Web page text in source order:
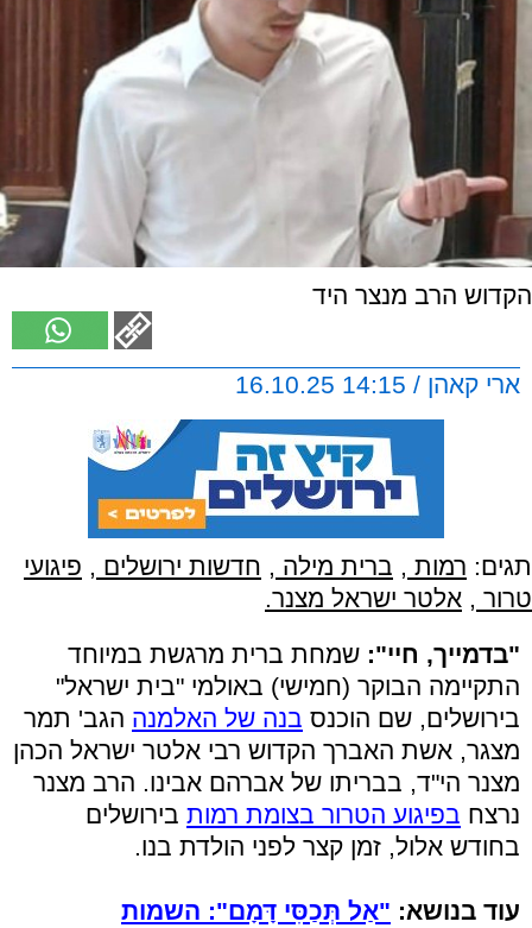
הקדוש הרב מנצר היד
ארי קאהן / 14:15 16.10.25
תגים: רמות , ברית מילה , חדשות ירושלים , פיגועי
טרור , אלטר ישראל מצנר.
"בדמייך, חיי": שמחת ברית מרגשת במיוחד
התקיימה הבוקר (חמישי) באולמי "בית ישראל"
בירושלים, שם הוכנס בנה של האלמנה הגב' תמר
מצגר, אשת האברך הקדוש רבי אלטר ישראל הכהן
מצנר הי"ד, בבריתו של אברהם אבינו. הרב מצנר
נרצח בפיגוע הטרור בצומת רמות בירושלים
בחודש אלול, זמן קצר לפני הולדת בנו.
עוד בנושא: "אַל תְּכַסִּי דָּמָם": השמות